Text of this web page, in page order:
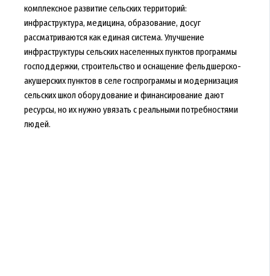
комплексное развитие сельских территорий:
инфраструктура, медицина, образование, досуг
рассматриваются как единая система. Улучшение
инфраструктуры сельских населенных пунктов программы
господдержки, строительство и оснащение фельдшерско-
акушерских пунктов в селе госпрограммы и модернизация
сельских школ оборудование и финансирование дают
ресурсы, но их нужно увязать с реальными потребностями
людей.